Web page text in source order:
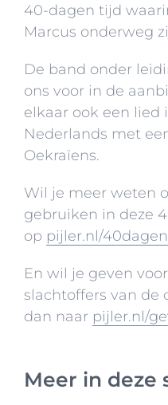
40-dagen tijd
Marcus onderweg
De band onder
ons voor in de
elkaar ook een lied
Nederlands met
Oekraïens.
Wil je meer weten
gebruiken in deze
op pijler.nl/40dagen
En wil je geven
slachtoffers van de
dan naar pijler.nl/
Meer in deze
06 maart 2022